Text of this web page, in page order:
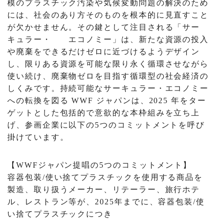
模のプラスチック汚染や気候変動問題の解決のため
には、社会のあり方そのものを根本的に見直すこと
が欠かせません。その鍵として注目される「サー
キュラー・ エコノミー」は、新たな資源の投入
や廃棄をできるだけゼロに近づけるようデザイン
し、限りある資源を可能な限り永く循環させながら
使い続け、廃棄物ゼロを目指す循環型の社会経済の
しくみです。持続可能なサーキュラー・エコノミー
への転換を図る WWF ジャパンは、2025 年をター
ゲットとした包括的で意欲的な本枠組みを立ち上
げ、参画企業に以下の5つのコミットメントを呼び
掛けています。
【WWFジャパン提唱の5つのコミットメント】
容器包装/使い捨てプラスチックを使用する商品を
製造、取り扱うメーカー、リテーラー、旅行ホテ
ル、レストラン等が、2025年までに、容器包装/使
い捨てプラスチックにつき